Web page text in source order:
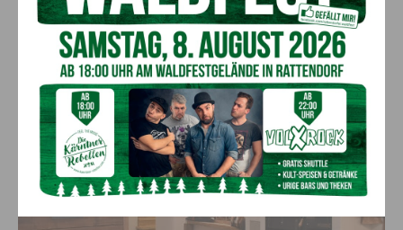
gefertigt und der Putz ist speziellerweise aus Weißzement,
atmungsaktiv und eigentlich ganz ursprünglich gemacht, aber
unkompliziert und langlebig.